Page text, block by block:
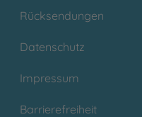
Rücksendungen
Datenschutz
Impressum
Barrierefreiheit